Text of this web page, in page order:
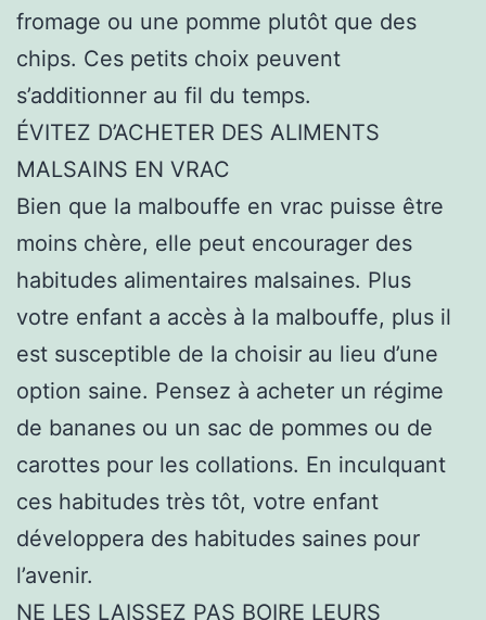
fromage ou une pomme plutôt que des
chips. Ces petits choix peuvent
s’additionner au fil du temps.
ÉVITEZ D’ACHETER DES ALIMENTS
MALSAINS EN VRAC
Bien que la malbouffe en vrac puisse être
moins chère, elle peut encourager des
habitudes alimentaires malsaines. Plus
votre enfant a accès à la malbouffe, plus il
est susceptible de la choisir au lieu d’une
option saine. Pensez à acheter un régime
de bananes ou un sac de pommes ou de
carottes pour les collations. En inculquant
ces habitudes très tôt, votre enfant
développera des habitudes saines pour
l’avenir.
NE LES LAISSEZ PAS BOIRE LEURS